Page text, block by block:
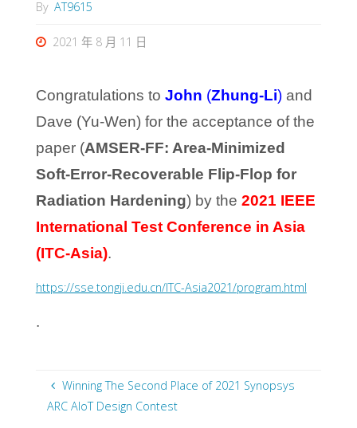
By AT9615
2021 年 8 月 11 日
Congratulations to John (Zhung-Li)and
Dave (Yu-Wen) for the acceptance of the
paper (AMSER-FF: Area-Minimized
Soft-Error-Recoverable Flip-Flop for
Radiation Hardening) by the 2021 IEEE
International Test Conference in Asia
(ITC-Asia).
https://sse.tongji.edu.cn/ITC-Asia2021/program.html
.
Winning The Second Place of 2021 Synopsys
ARC AIoT Design Contest